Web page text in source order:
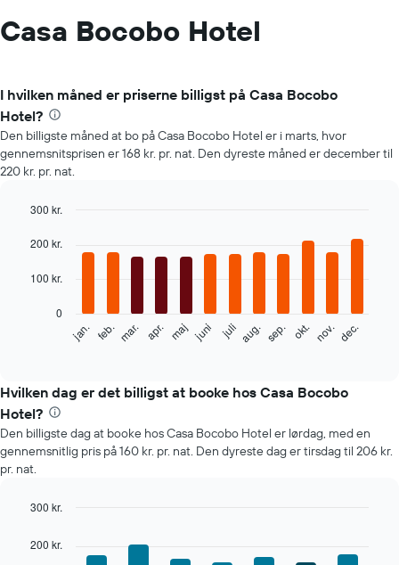
Casa Bocobo Hotel
I hvilken måned er priserne billigst på Casa Bocobo
Hotel?
Den billigste måned at bo på Casa Bocobo Hotel er i marts, hvor
gennemsnitsprisen er 168 kr. pr. nat. Den dyreste måned er december til
220 kr. pr. nat.
chart
bars.
Følgende
gennemsnitlige
pris
for
et
værelse
hver
Diagrammet
graphic.
jan. feb. mar. apr. maj juni juli aug. sep. okt. nov. dec.
0
100 kr.
200 kr.
300 kr.
Hvilken dag er det billigst at booke hos Casa Bocobo
Hotel?
Den billigste dag at booke hos Casa Bocobo Hotel er lørdag, med en
gennemsnitlig pris på 160 kr. pr. nat. Den dyreste dag er tirsdag til 206 kr.
pr. nat.
chart
graphic.
200 kr.
300 kr.